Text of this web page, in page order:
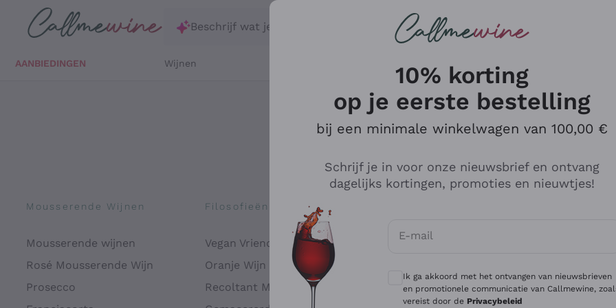
Ga direct naar de hoofdinhoud
Beschrijf wat je zoekt
AANBIEDINGEN Wijnen
Mousserende Wijnen
Mousserende wijnen
Rosé Mousserende Wijn
Prosecco
Filosofieën
Vegan Vriendelijk
Oranje Wijn
Recoltant Manipulant
Antinori
Ca' del Bosco
Gavi
10% korting
op je eerste bestelling
bij een minimale winkelwagen van 100,00 €
Schrijf je in voor onze nieuwsbrief en ontvang
dagelijks kortingen, promoties en nieuwtjes!
E-mail
Optionele toestemmingen om
Ik ga akkoord met het ontvangen van nieuwsbrieven
en promotionele communicatie van Callmewine,
vereist door de Privacybeleid